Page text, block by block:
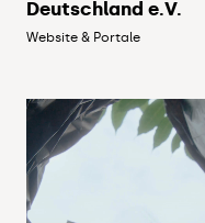
Deutschland e.V.
Website & Portale